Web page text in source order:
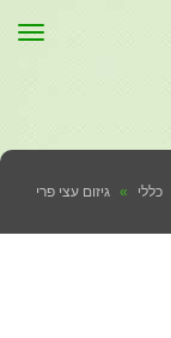
כללי » גיזום עצי פרי